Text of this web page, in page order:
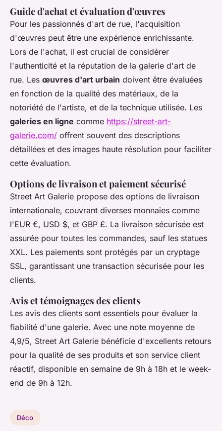
Guide d'achat et évaluation d'œuvres
Pour les passionnés d'art de rue, l'acquisition
d'œuvres peut être une expérience enrichissante.
Lors de l'achat, il est crucial de considérer
l'authenticité et la réputation de la galerie d'art de
rue. Les œuvres d'art urbain doivent être évaluées
en fonction de la qualité des matériaux, de la
notoriété de l'artiste, et de la technique utilisée. Les
galeries en ligne comme https://street-art-
galerie.com/ offrent souvent des descriptions
détaillées et des images haute résolution pour faciliter
cette évaluation.
Options de livraison et paiement sécurisé
Street Art Galerie propose des options de livraison
internationale, couvrant diverses monnaies comme
l'EUR €, USD $, et GBP £. La livraison sécurisée est
assurée pour toutes les commandes, sauf les statues
XXL. Les paiements sont protégés par un cryptage
SSL, garantissant une transaction sécurisée pour les
clients.
Avis et témoignages des clients
Les avis des clients sont essentiels pour évaluer la
fiabilité d'une galerie. Avec une note moyenne de
4,9/5, Street Art Galerie bénéficie d'excellents retours
pour la qualité de ses produits et son service client
réactif, disponible en semaine de 9h à 18h et le week-
end de 9h à 12h.
Déco